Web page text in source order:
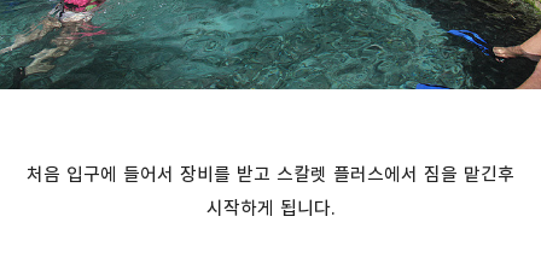
처음 입구에 들어서 장비를 받고 스칼렛 플러스에서 짐을 맡긴후
시작하게 됩니다.